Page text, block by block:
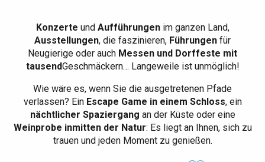
Konzerte und Aufführungenim ganzen Land,
Ausstellungen, die faszinieren, Führungen für
Neugierige oder auch Messen und Dorffeste mit
tausendGeschmäckern… Langeweile ist unmöglich!
Wie wäre es, wenn Sie die ausgetretenen Pfade
verlassen? EinEscape Game in einem Schloss, ein
nächtlicher Spaziergang an der Küste oder eine
Weinprobe inmitten der Natur: Es liegt an Ihnen, sich zu
trauen und jeden Moment zu genießen.